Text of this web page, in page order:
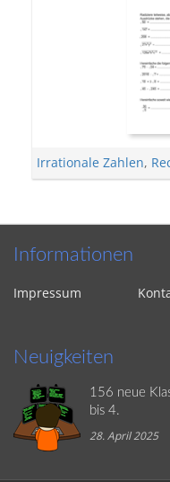
Irrationale Zahlen,
Informationen
Impressum
Neuigkeiten
156 neue
bis 4.
28. April 2025